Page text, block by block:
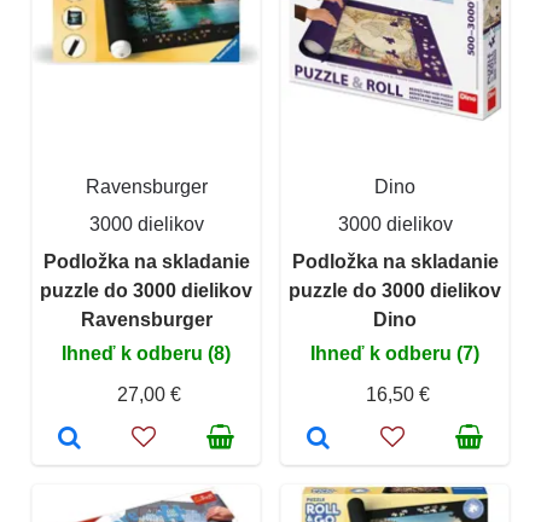
Ravensburger
3000 dielikov
Podložka na skladanie
puzzle do 3000 dielikov
Ravensburger
Ihneď k odberu (8)
27,00 €
Dino
3000 dielikov
Podložka na skladanie
puzzle do 3000 dielikov
Dino
Ihneď k odberu (7)
16,50 €